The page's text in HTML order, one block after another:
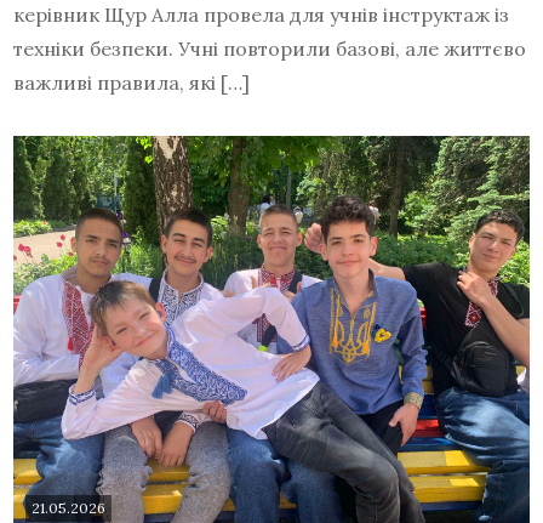
керівник Щур Алла провела для учнів інструктаж із
техніки безпеки. Учні повторили базові, але життєво
важливі правила, які […]
21.05.2026